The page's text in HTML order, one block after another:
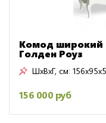
Комод широкий
Голден Роуз
ШxВxГ, см:
156 000 руб